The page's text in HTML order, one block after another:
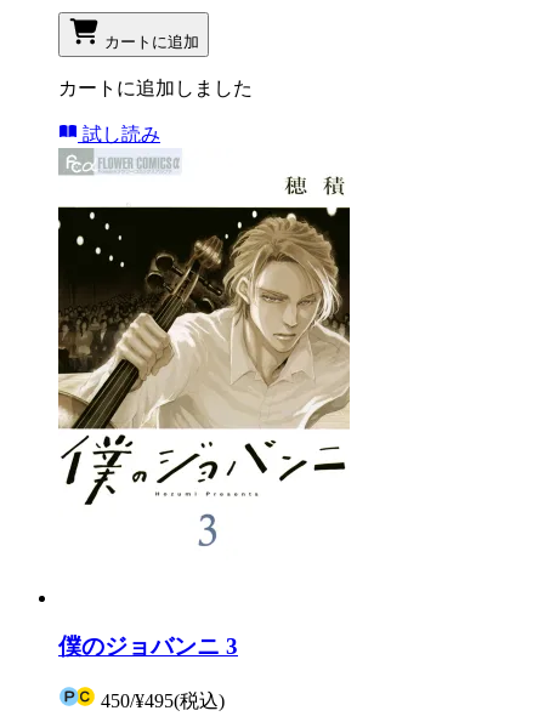
カートに追加
カートに追加しました
試し読み
僕のジョバンニ 3
450/¥495(税込)